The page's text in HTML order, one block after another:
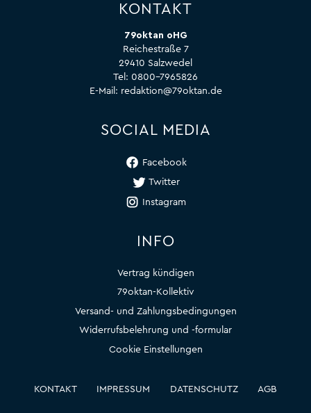
KONTAKT
79oktan oHG
Reichestraße 7
29410 Salzwedel
Tel: 0800-7965826
E-Mail: redaktion@79oktan.de
SOCIAL MEDIA
Facebook
Twitter
Instagram
INFO
Vertrag kündigen
79oktan-Kollektiv
Versand- und Zahlungsbedingungen
Widerrufsbelehrung und -formular
Cookie Einstellungen
KONTAKT IMPRESSUM DATENSCHUTZ AGB